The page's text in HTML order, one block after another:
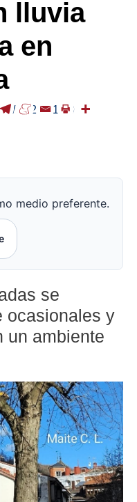
lluvia
en
/ 2026-01-19
medio preferente.
se
ocasionales y
un ambiente